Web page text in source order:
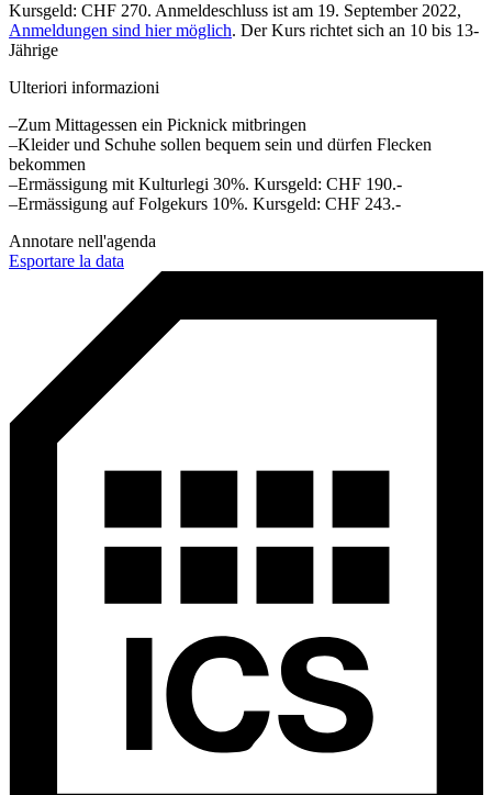
Kursgeld: CHF 270. Anmeldeschluss ist am 19. September 2022,
Anmeldungen sind hier möglich. Der Kurs richtet sich an 10 bis 13-
Jährige
Ulteriori informazioni
–Zum Mittagessen ein Picknick mitbringen
–Kleider und Schuhe sollen bequem sein und dürfen Flecken
bekommen
–Ermässigung mit Kulturlegi 30%. Kursgeld: CHF 190.-
–Ermässigung auf Folgekurs 10%. Kursgeld: CHF 243.-
Annotare nell'agenda
Esportare la data